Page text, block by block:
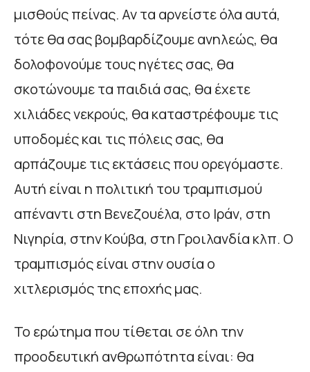
μισθούς πείνας. Αν τα αρνείστε όλα αυτά,
τότε θα σας βομβαρδίζουμε ανηλεώς, θα
δολοφονούμε τους ηγέτες σας, θα
σκοτώνουμε τα παιδιά σας, θα έχετε
χιλιάδες νεκρούς, θα καταστρέφουμε τις
υποδομές και τις πόλεις σας, θα
αρπάζουμε τις εκτάσεις που ορεγόμαστε.
Αυτή είναι η πολιτική του τραμπισμού
απέναντι στη Βενεζουέλα, στο Ιράν, στη
Νιγηρία, στην Κούβα, στη Γροιλανδία κλπ. Ο
τραμπισμός είναι στην ουσία ο
χιτλερισμός της εποχής μας.
Το ερώτημα που τίθεται σε όλη την
προοδευτική ανθρωπότητα είναι: θα